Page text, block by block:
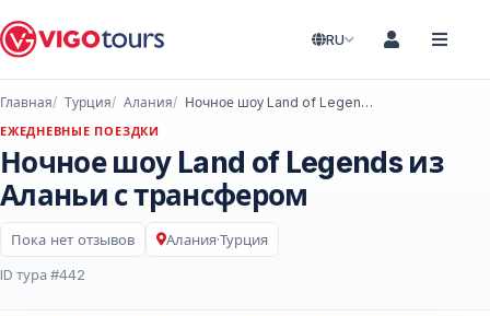
RU
Главная Турция Алания Ночное шоу Land of Legends из Аланьи с трансфером
ЕЖЕДНЕВНЫЕ ПОЕЗДКИ
Ночное шоу Land of Legends из
Аланьи с трансфером
Пока нет отзывов Алания·Турция
ID тура #442